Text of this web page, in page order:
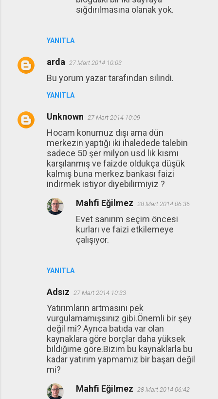
YANITLA
sığdırılmasına olanak yok.
arda 27 Mart 2014 10:03
Bu yorum yazar tarafından silindi.
YANITLA
Unknown 27 Mart 2014 10:09
Hocam konumuz dışı ama dün
merkezin yaptığı iki ihaledede talebin
sadece 50 şer milyon usd lik kısmı
karşılanmış ve faizde oldukça düşük
kalmış buna merkez bankası faizi
indirmek istiyor diyebilirmiyiz ?
YANITLA
Mahfi Eğilmez 28 Mart 2014 06:36
Evet sanırım seçim öncesi
kurları ve faizi etkilemeye
çalışıyor.
Adsız 27 Mart 2014 10:33
Yatırımların artmasını pek
vurgulamamışsınız gibi.Önemli bir şey
değil mi? Ayrıca batıda var olan
kaynaklara göre borçlar daha yüksek
bildiğime göre.Bizim bu kaynaklarla bu
kadar yatırım yapmamız bir başarı değil
mi?
Mahfi Eğilmez 28 Mart 2014 06:42